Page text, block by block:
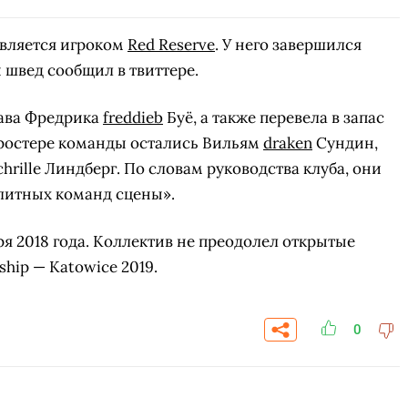
игроком Red Reserve. У него завершился
сообщил в твиттере.
Фредрикаfreddieb Буё, а также перевела в запас
команды остались Вильям drakenСундин,
Линдберг. По словам руководства клуба, они
команд сцены».
2018 года. Коллектив не преодолел открытые
— Katowice 2019.
0